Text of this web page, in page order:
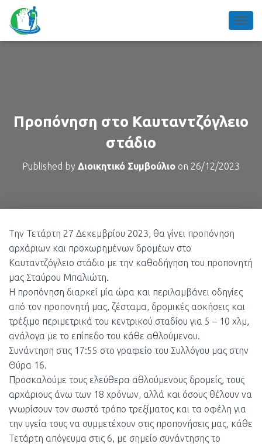
Προπόνηση στο Καυταντζόγλειο
στάδιο
Published by Διοικητικό Συμβούλιο on 26/12/2023
Την Τετάρτη 27 Δεκεμβρίου 2023, θα γίνει προπόνηση
αρχάριων και προχωρημένων δρομέων στο
Καυταντζόγλειο στάδιο με την καθοδήγηση του προπονητή
μας Σταύρου Μπαλιώτη.
Η προπόνηση διαρκεί μία ώρα και περιλαμβάνει οδηγίες
από τον προπονητή μας, ζέσταμα, δρομικές ασκήσεις και
τρέξιμο περιμετρικά του κεντρικού σταδίου για 5 – 10 χλμ,
ανάλογα με το επίπεδο του κάθε αθλούμενου.
Συνάντηση στις 17:55 στο γραφείο του Συλλόγου μας στην
Θύρα 16.
Προσκαλούμε τους ελεύθερα αθλούμενους δρομείς, τους
αρχάριους άνω των 18 χρόνων, αλλά και όσους θέλουν να
γνωρίσουν τον σωστό τρόπο τρεξίματος και τα οφέλη για
την υγεία τους να συμμετέχουν στις προπονήσεις μας, κάθε
Τετάρτη απόγευμα στις 6, με σημείο συνάντησης το